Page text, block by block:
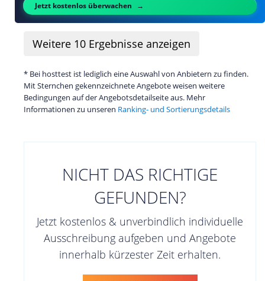
Jetzt kostenlos überwachen
Weitere 10 Ergebnisse anzeigen
* Bei hosttest ist lediglich eine Auswahl von Anbietern zu finden.
Mit Sternchen gekennzeichnete Angebote weisen weitere
Bedingungen auf der Angebotsdetailseite aus. Mehr
Informationen zu unseren Ranking- und Sortierungsdetails
NICHT DAS RICHTIGE
GEFUNDEN?
Jetzt kostenlos & unverbindlich individuelle
Ausschreibung aufgeben und Angebote
innerhalb kürzester Zeit erhalten.